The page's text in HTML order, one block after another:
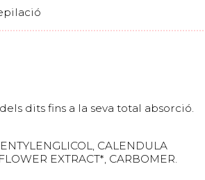
dits fins a la seva total absorció.
CALENDULA
EXTRACT*, CARBOMER.